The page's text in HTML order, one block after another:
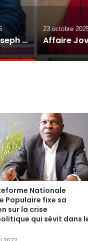
Claude Joseph et Moïse Jean-Charles exigent un changement de gouvernement dans un délai de 48 heures
23 octobre
Nationale
Populaire fixe sa
sur la crise
qui sévit dans